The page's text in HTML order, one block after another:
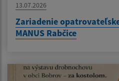
13.07.2026
Zariadenie
MANUS Rabčice